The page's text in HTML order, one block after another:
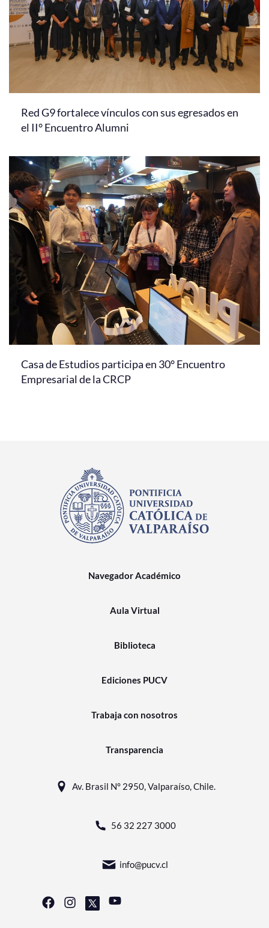
Red G9 fortalece vínculos con sus egresados en
el II° Encuentro Alumni
Casa de Estudios participa en 30° Encuentro
Empresarial de la CRCP
Navegador Académico
Aula Virtual
Biblioteca
Ediciones PUCV
Trabaja con nosotros
Transparencia
Av. Brasil N° 2950, Valparaíso, Chile.
56 32 227 3000
info@pucv.cl